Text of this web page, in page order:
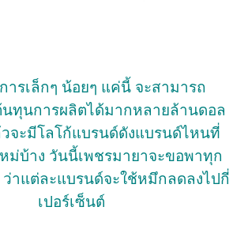
ารเล็กๆ น้อยๆ แค่นี้ จะสามารถ
นทุนการผลิตได้มากหลายล้านดอล
จะมีโลโก้แบรนด์ดังแบรนด์ไหนที่
ม่บ้าง วันนี้เพชรมายาจะขอพาทุก
าแต่ละแบรนด์จะใช้หมึกลดลงไปกี่
เปอร์เซ็นต์